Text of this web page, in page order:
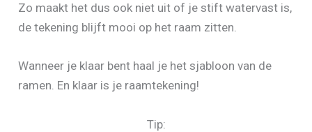
Zo maakt het dus ook niet uit of je stift watervast is,
de tekening blijft mooi op het raam zitten.
Wanneer je klaar bent haal je het sjabloon van de
ramen. En klaar is je raamtekening!
Tip: